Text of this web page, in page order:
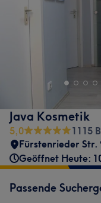
Java Kosmetik
5,0
1115
Fürstenrieder Str.
Geöffnet Heute:
Passende